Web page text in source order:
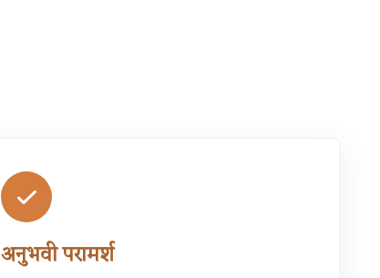
अनुभवी परामर्श